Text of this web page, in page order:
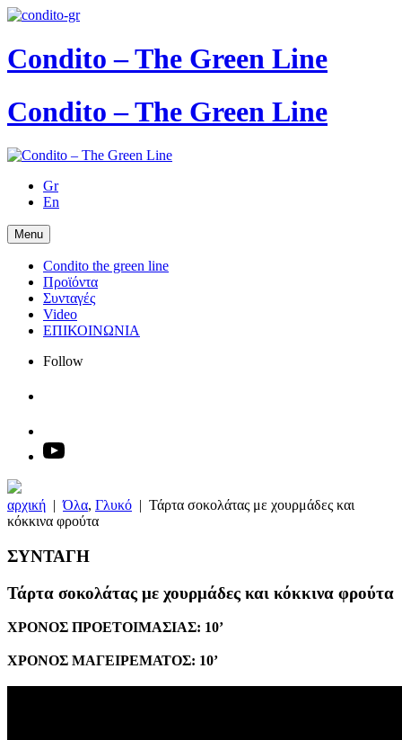
Condito – The Green Line
Condito – The Green Line
Gr
En
Menu
Condito the green line
Προϊόντα
Συνταγές
Video
ΕΠΙΚΟΙΝΩΝΙΑ
Follow
αρχική |Όλα, Γλυκό | Τάρτα σοκολάτας με χουρμάδες και
κόκκινα φρούτα
ΣΥΝΤΑΓΗ
Τάρτα σοκολάτας με χουρμάδες και κόκκινα φρούτα
ΧΡΟΝΟΣ ΠΡΟΕΤΟΙΜΑΣΙΑΣ: 10’
ΧΡΟΝΟΣ ΜΑΓΕΙΡΕΜΑΤΟΣ: 10’